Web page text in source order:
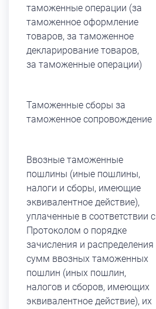
таможенные операции (за
таможенное оформление
товаров, за таможенное
декларирование товаров,
за таможенные операции)
Таможенные сборы за
таможенное сопровождение
Ввозные таможенные
пошлины (иные пошлины,
налоги и сборы, имеющие
эквивалентное действие),
уплаченные в соответствии с
Протоколом о порядке
зачисления и распределения
сумм ввозных таможенных
пошлин (иных пошлин,
налогов и сборов, имеющих
эквивалентное действие), их